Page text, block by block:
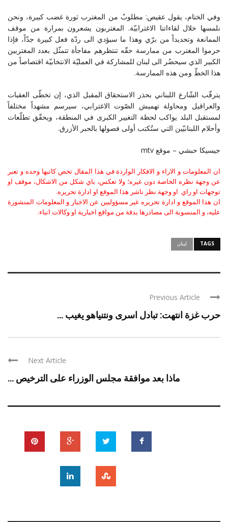
وفي الختام، يقول عقيص: مطلوبٌ من المغترب ثورة غضب كبيرة، ونحن
نلمسها خلال لقاءاتنا الاغترابيّة. المغتربون يشعرون بمرارة من موقف
الممانعة وتحديداً من برّي وهذا ما سيؤدي الى ردّة فعل كبيرة جدّاً، فإذا
حرموا المغترب من ممارسة حقّه تنتظرهم مفاجأة تتمثّل بعدد المغتربين
الكبير الذي سيحضُر الى لبنان للمشاركة في العمليّة الانتخابيّة اقتصاصاً من
هذا الخطّ ومن هذه الممارسة.
يترقّب الشّارع اللبناني بحذر الاستحقاق المقبل الذي، إن تخطّى العقبات
والعراقيل ومحاولة تهميش الصّوت الاغترابي، سيرسم مشهداً مختلفاً
لمستقبل البلد يواكب لحظة التغيير الكبرى في المنطقة، ويحقّق تطلّعات
وأحلام اللبنانيّين التي ستُكتب أولى فصولها بالحبر الأزرق.
جيسيكا حبشي – موقع mtv
ان المعلومات و الاراء و الافكار الواردة في هذا المقال تخص كاتبها وحده و تعبر
عن وجهة نظره الخاصة دون غيره؛ ولا تعكس، باي شكل من الاشكال، موقف او
توجهات او راي او وجهة نظر ناشر هذا الموقع او ادارة تحريره.
ان هذا الموقع و ادارة تحريره غير مسؤوليين عن الاخبار و المعلومات المنشورة
عليه، و المنسوبة الى مصادرها بدقة من مواقع اخبارية او وكالات انباء.
TAGS لبنان
Previous Article
حرب غزة انتهت: تبادل اسرى ونتنياهو يغيب ...
Next Article
ماذا بعد موافقة مجلس الوزراء على الترخيص ...